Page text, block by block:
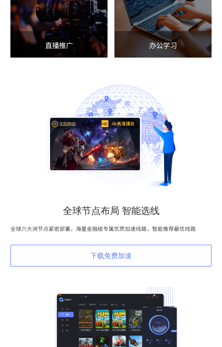
直播推广 办公学习
全球节点布局 智能选线
全球六大洲节点紧密部署，海量金融级专属优质加速线路，智能推荐最优线路
下载免费加速